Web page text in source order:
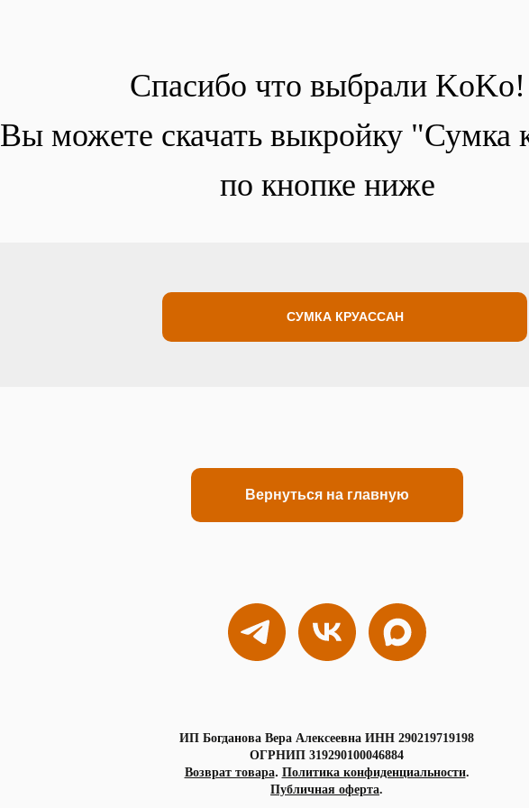
Спасибо что выбрали KoKo!
Вы можете скачать выкройку "Сумка
по кнопке ниже
СУМКА КРУАССАН
Вернуться на главную
ИП Богданова Вера Алексеевна ИНН 290219719198
ОГРНИП 319290100046884
Возврат товара. Политика конфиденциальности.
Публичная оферта.